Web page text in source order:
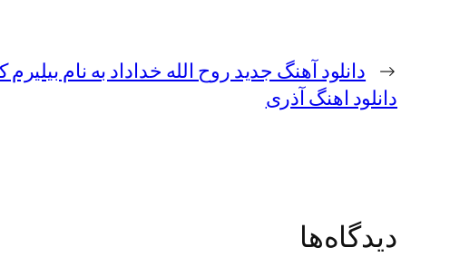
← دانلود آهنگ جدید روح الله خداداد به نام
دانلود اهنگ آذری
دیدگاه‌ها